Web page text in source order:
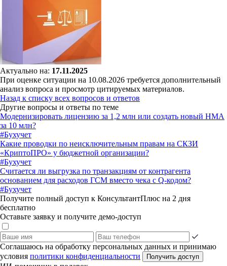
Актуально на: 17.11.2025
При оценке ситуации на 10.08.2026 требуется дополнительный
анализ вопроса и просмотр цитируемых материалов.
Назад к списку всех вопросов и ответов
Другие вопросы и ответы по теме
Модернизировать лицензию за 1,2 млн или создать новый НМА
за 10 млн?
#Бухучет
Какие проводки по неисключительным правам на СКЗИ
«КриптоПРО» у бюджетной организации?
#Бухучет
Считается ли выгрузка по транзакциям от контрагента
основанием для расходов ГСМ вместо чека с Q-кодом?
#Бухучет
Получите полный доступ к КонсультантПлюс на 2 дня
бесплатно
Оставьте заявку и получите демо-доступ
Соглашаюсь на обработку персональных данных и принимаю
условия политики конфиденциальности Получить доступ